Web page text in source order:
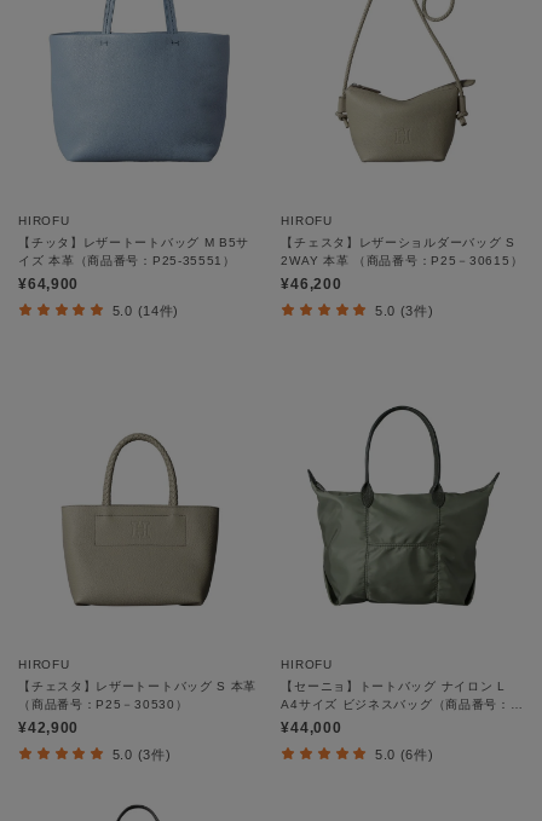
HIROFU
【チッタ】レザートートバッグ M B5サ
イズ 本革（商品番号：P25‐35551）
¥64,900
5.0 (14件)
HIROFU
【チェスタ】レザーショルダーバッグ S
2WAY 本革 （商品番号：P25－30615）
¥46,200
5.0 (3件)
HIROFU
【チェスタ】レザートートバッグ S 本革
（商品番号：P25－30530）
¥42,900
5.0 (3件)
HIROFU
【セーニョ】トートバッグ ナイロン L
A4サイズ ビジネスバッグ（商品番号：
P25－39642）
¥44,000
5.0 (6件)